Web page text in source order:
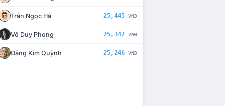
Trần Ngọc Hà 25,445 VNĐ
Võ Duy Phong 25,347 VNĐ
Đặng Kim Quỳnh 25,246 VNĐ